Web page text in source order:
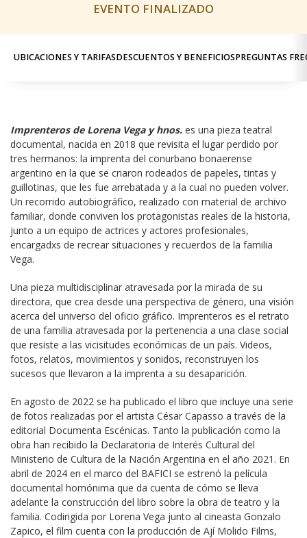
EVENTO FINALIZADO
UBICACIONES Y TARIFASDESCUENTOS Y BENEFICIOSPREGUNTAS
Imprenteros de Lorena Vega y hnos. es una pieza teatral
documental, nacida en 2018 que revisita el lugar perdido por
tres hermanos: la imprenta del conurbano bonaerense
argentino en la que se criaron rodeados de papeles, tintas y
guillotinas, que les fue arrebatada y a la cual no pueden volver.
Un recorrido autobiográfico, realizado con material de archivo
familiar, donde conviven los protagonistas reales de la historia,
junto a un equipo de actrices y actores profesionales,
encargadxs de recrear situaciones y recuerdos de la familia
Vega.
Una pieza multidisciplinar atravesada por la mirada de su
directora, que crea desde una perspectiva de género, una visión
acerca del universo del oficio gráfico. Imprenteros es el retrato
de una familia atravesada por la pertenencia a una clase social
que resiste a las vicisitudes económicas de un país. Videos,
fotos, relatos, movimientos y sonidos, reconstruyen los
sucesos que llevaron a la imprenta a su desaparición.
En agosto de 2022 se ha publicado el libro que incluye una serie
de fotos realizadas por el artista César Capasso a través de la
editorial Documenta Escénicas. Tanto la publicación como la
obra han recibido la Declaratoria de Interés Cultural del
Ministerio de Cultura de la Nación Argentina en el año 2021. En
abril de 2024 en el marco del BAFICI se estrenó la película
documental homónima que da cuenta de cómo se lleva
adelante la construcción del libro sobre la obra de teatro y la
familia. Codirigida por Lorena Vega junto al cineasta Gonzalo
Zapico, el film cuenta con la producción de Ají Molido Films,